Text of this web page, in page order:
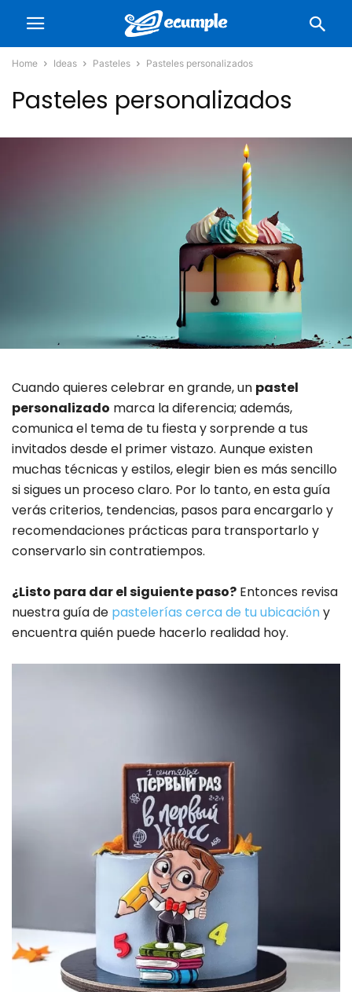
Home Ideas Pasteles Pasteles personalizados
Pasteles personalizados
Cuando quieres celebrar en grande, un pastel
personalizado marca la diferencia; además,
comunica el tema de tu fiesta y sorprende a tus
invitados desde el primer vistazo. Aunque existen
muchas técnicas y estilos, elegir bien es más sencillo
si sigues un proceso claro. Por lo tanto, en esta guía
verás criterios, tendencias, pasos para encargarlo y
recomendaciones prácticas para transportarlo y
conservarlo sin contratiempos.
¿Listo para dar el siguiente paso? Entonces revisa
nuestra guía de pastelerías cerca de tu ubicacióny
encuentra quién puede hacerlo realidad hoy.